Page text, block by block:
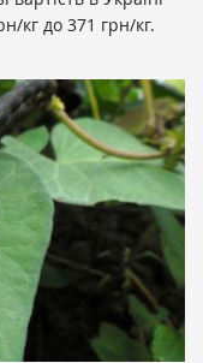
кг до 371 грн/кг.